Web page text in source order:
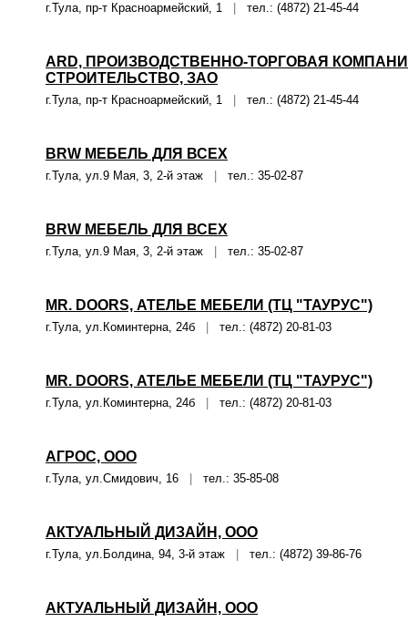
г.Тула, пр-т Красноармейский, 1 тел.: (4872) 21-45-44
ARD, ПРОИЗВОДСТВЕННО-ТОРГОВАЯ
СТРОИТЕЛЬСТВО, ЗАО
г.Тула, пр-т Красноармейский, 1 тел.: (4872) 21-45-44
BRW МЕБЕЛЬ ДЛЯ ВСЕХ
г.Тула, ул.9 Мая, 3, 2-й этаж тел.: 35-02-87
BRW МЕБЕЛЬ ДЛЯ ВСЕХ
г.Тула, ул.9 Мая, 3, 2-й этаж тел.: 35-02-87
MR. DOORS, АТЕЛЬЕ МЕБЕЛИ (ТЦ "ТАУРУС")
г.Тула, ул.Коминтерна, 24б тел.: (4872) 20-81-03
MR. DOORS, АТЕЛЬЕ МЕБЕЛИ (ТЦ "ТАУРУС")
г.Тула, ул.Коминтерна, 24б тел.: (4872) 20-81-03
АГРОС, ООО
г.Тула, ул.Смидович, 16 тел.: 35-85-08
АКТУАЛЬНЫЙ ДИЗАЙН, ООО
г.Тула, ул.Болдина, 94, 3-й этаж тел.: (4872) 39-86-76
АКТУАЛЬНЫЙ ДИЗАЙН, ООО